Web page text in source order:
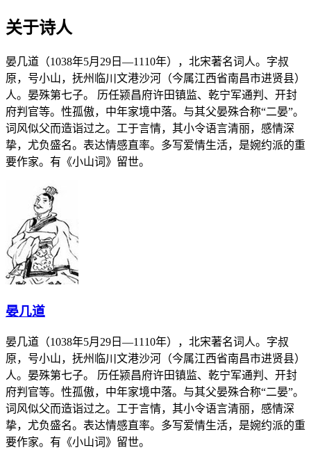
关于诗人
晏几道（1038年5月29日—1110年），北宋著名词人。字叔
原，号小山，抚州临川文港沙河（今属江西省南昌市进贤县）
人。晏殊第七子。 历任颍昌府许田镇监、乾宁军通判、开封
府判官等。性孤傲，中年家境中落。与其父晏殊合称“二晏”。
词风似父而造诣过之。工于言情，其小令语言清丽，感情深
挚，尤负盛名。表达情感直率。多写爱情生活，是婉约派的重
要作家。有《小山词》留世。
晏几道
晏几道（1038年5月29日—1110年），北宋著名词人。字叔
原，号小山，抚州临川文港沙河（今属江西省南昌市进贤县）
人。晏殊第七子。 历任颍昌府许田镇监、乾宁军通判、开封
府判官等。性孤傲，中年家境中落。与其父晏殊合称“二晏”。
词风似父而造诣过之。工于言情，其小令语言清丽，感情深
挚，尤负盛名。表达情感直率。多写爱情生活，是婉约派的重
要作家。有《小山词》留世。